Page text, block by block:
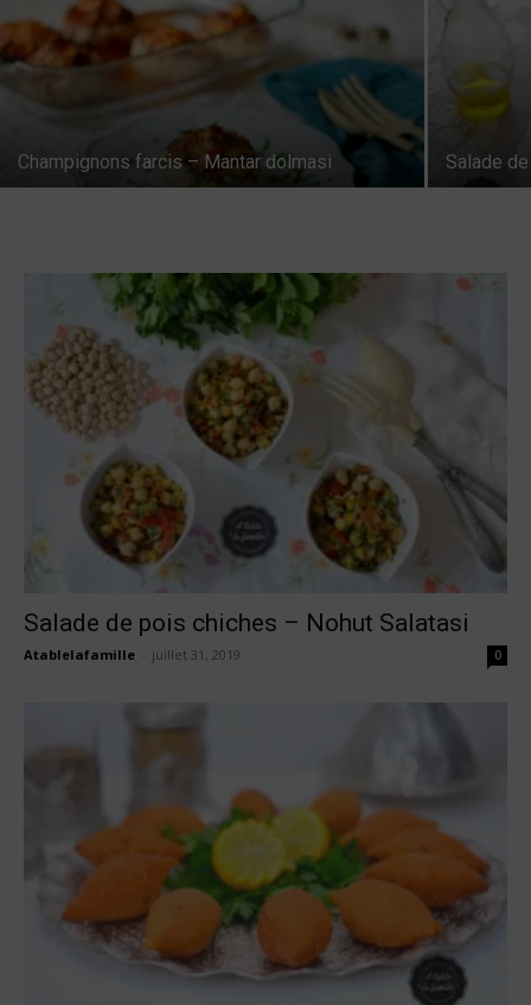
Champignons farcis – Mantar dolmasi Salade
Salade de pois chiches – Nohut Salatasi
Atablelafamille juillet 31, 2019 0